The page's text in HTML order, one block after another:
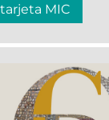
MIC